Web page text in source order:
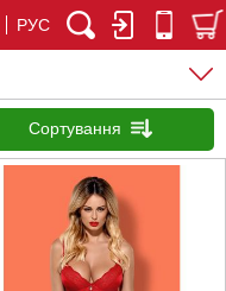
РУС
Сортування